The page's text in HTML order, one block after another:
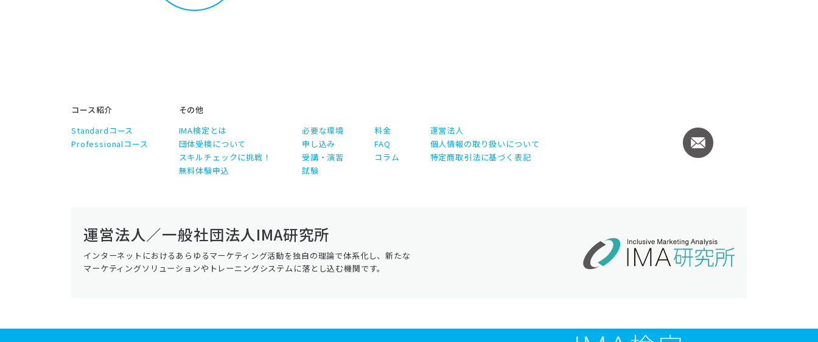
コース紹介
Standardコース
Professionalコース
その他
IMA検定とは
団体受検について
スキルチェックに挑戦！
無料体験申込
必要な環境
申し込み
受講・演習
試験
料金
FAQ
コラム
運営法人
個人情報の取り扱いについて
特定商取引法に基づく表記
運営法人／一般社団法人IMA研究所
インターネットにおけるあらゆるマーケティング活動を独自の理論で体系化し、新たな
マーケティングソリューションやトレーニングシステムに落とし込む機関です。